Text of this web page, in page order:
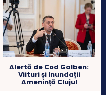
Alertă de Cod Galben:
Viituri și Inundații
Amenință Clujul